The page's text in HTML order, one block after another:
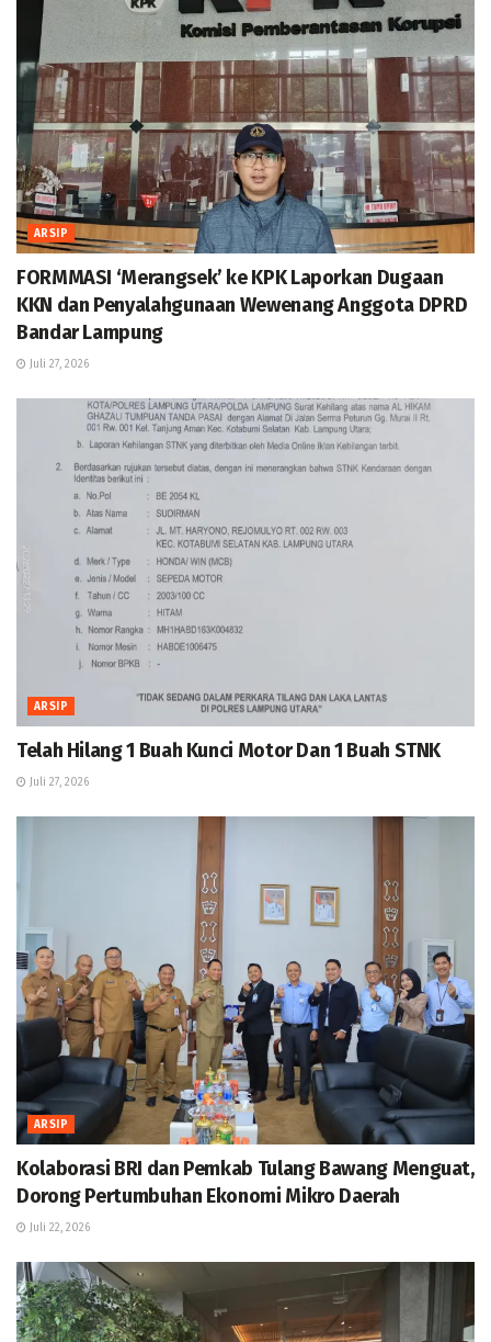
ARSIP
FORMMASI ‘Merangsek’ ke KPK Laporkan Dugaan
KKN dan Penyalahgunaan Wewenang Anggota DPRD
Bandar Lampung
Juli 27, 2026
ARSIP
Telah Hilang 1 Buah Kunci Motor Dan 1 Buah STNK
Juli 27, 2026
ARSIP
Kolaborasi BRI dan Pemkab Tulang Bawang Menguat,
Dorong Pertumbuhan Ekonomi Mikro Daerah
Juli 22, 2026